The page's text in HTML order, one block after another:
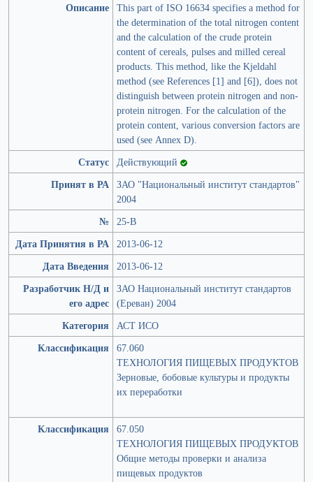
Описание This part of ISO 16634 specifies a method for
the determination of the total nitrogen content
and the calculation of the crude protein
content of cereals, pulses and milled cereal
products. This method, like the Kjeldahl
method (see References [1] and [6]), does not
distinguish between protein nitrogen and non-
protein nitrogen. For the calculation of the
protein content, various conversion factors are
used (see Annex D).
Статус Действующий
Принят в РА ЗАО "Национальный институт стандартов"
2004
№
25-В
Дата Принятия в РА 2013-06-12
Дата Введения
2013-06-12
Разработчик Н/Д и
его адрес
ЗАО Национальный институт стандартов
(Ереван) 2004
Категория
АСТ ИСО
Классификация
67.060
ТЕХНОЛОГИЯ ПИЩЕВЫХ ПРОДУКТОВ
Зерновые, бобовые культуры и продукты
их переработки
Классификация
67.050
ТЕХНОЛОГИЯ ПИЩЕВЫХ ПРОДУКТОВ
Общие методы проверки и анализа
пищевых продуктов